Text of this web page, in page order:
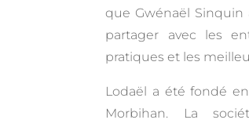
que Gwénaël
partager avec les
pratiques et les
Lodaël a été fondé
Morbihan. La